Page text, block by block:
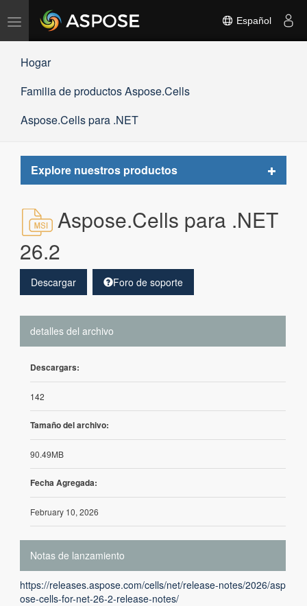
Alternar
navegación
Español
Hogar
Familia de productos Aspose.Cells
Aspose.Cells para .NET
Explore nuestros productos
Toggle
Aspose.Cells para .NET
26.2
Descargar Foro de soporte
detalles del archivo
Descargars:
142
Tamaño del archivo:
90.49MB
Fecha Agregada:
February 10, 2026
Notas de lanzamiento
https://releases.aspose.com/cells/net/release-notes/2026/asp
ose-cells-for-net-26-2-release-notes/